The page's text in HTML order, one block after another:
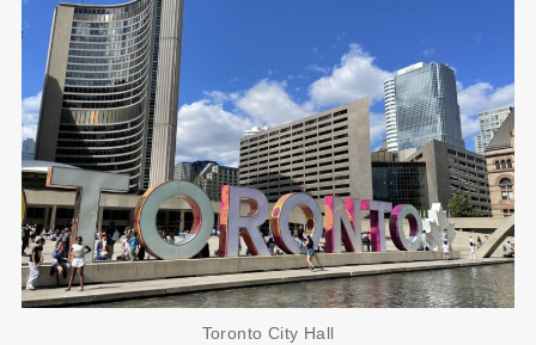
Toronto City Hall